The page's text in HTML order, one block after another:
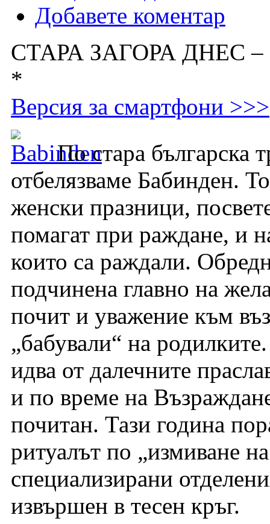
Добавете коментар
СТАРА ЗАГОРА ДНЕС –
*
Версия за смартфони >>>
По стара българска
отбелязваме Бабинден.
женски празници,
помагат при раждане, и
които са раждали.
подчинена главно на
почит и уважение към
„бабували“ на
идва от далечните
и по време на
почитан. Тази година
ритуалът по „измиване
специализирани
извършен в тесен кръг.